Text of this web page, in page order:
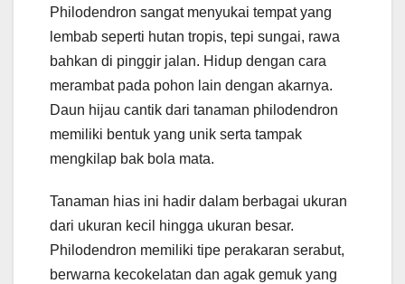
Philodendron sangat menyukai tempat yang
lembab seperti hutan tropis, tepi sungai, rawa
bahkan di pinggir jalan. Hidup dengan cara
merambat pada pohon lain dengan akarnya.
Daun hijau cantik dari tanaman philodendron
memiliki bentuk yang unik serta tampak
mengkilap bak bola mata.
Tanaman hias ini hadir dalam berbagai ukuran
dari ukuran kecil hingga ukuran besar.
Philodendron memiliki tipe perakaran serabut,
berwarna kecokelatan dan agak gemuk yang